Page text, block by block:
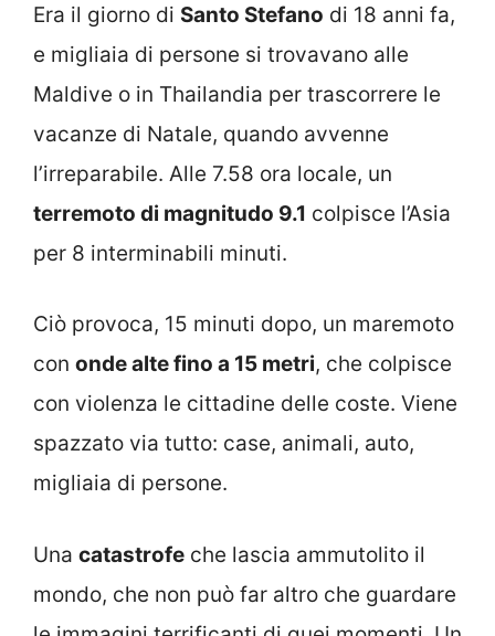
Era il giorno di Santo Stefano di 18 anni fa,
e migliaia di persone si trovavano alle
Maldive o in Thailandia per trascorrere le
vacanze di Natale, quando avvenne
l’irreparabile. Alle 7.58 ora locale, un
terremoto di magnitudo 9.1 colpisce l’Asia
per 8 interminabili minuti.
Ciò provoca, 15 minuti dopo, un maremoto
con onde alte fino a 15 metri, che colpisce
con violenza le cittadine delle coste. Viene
spazzato via tutto: case, animali, auto,
migliaia di persone.
Una catastrofe che lascia ammutolito il
mondo, che non può far altro che guardare